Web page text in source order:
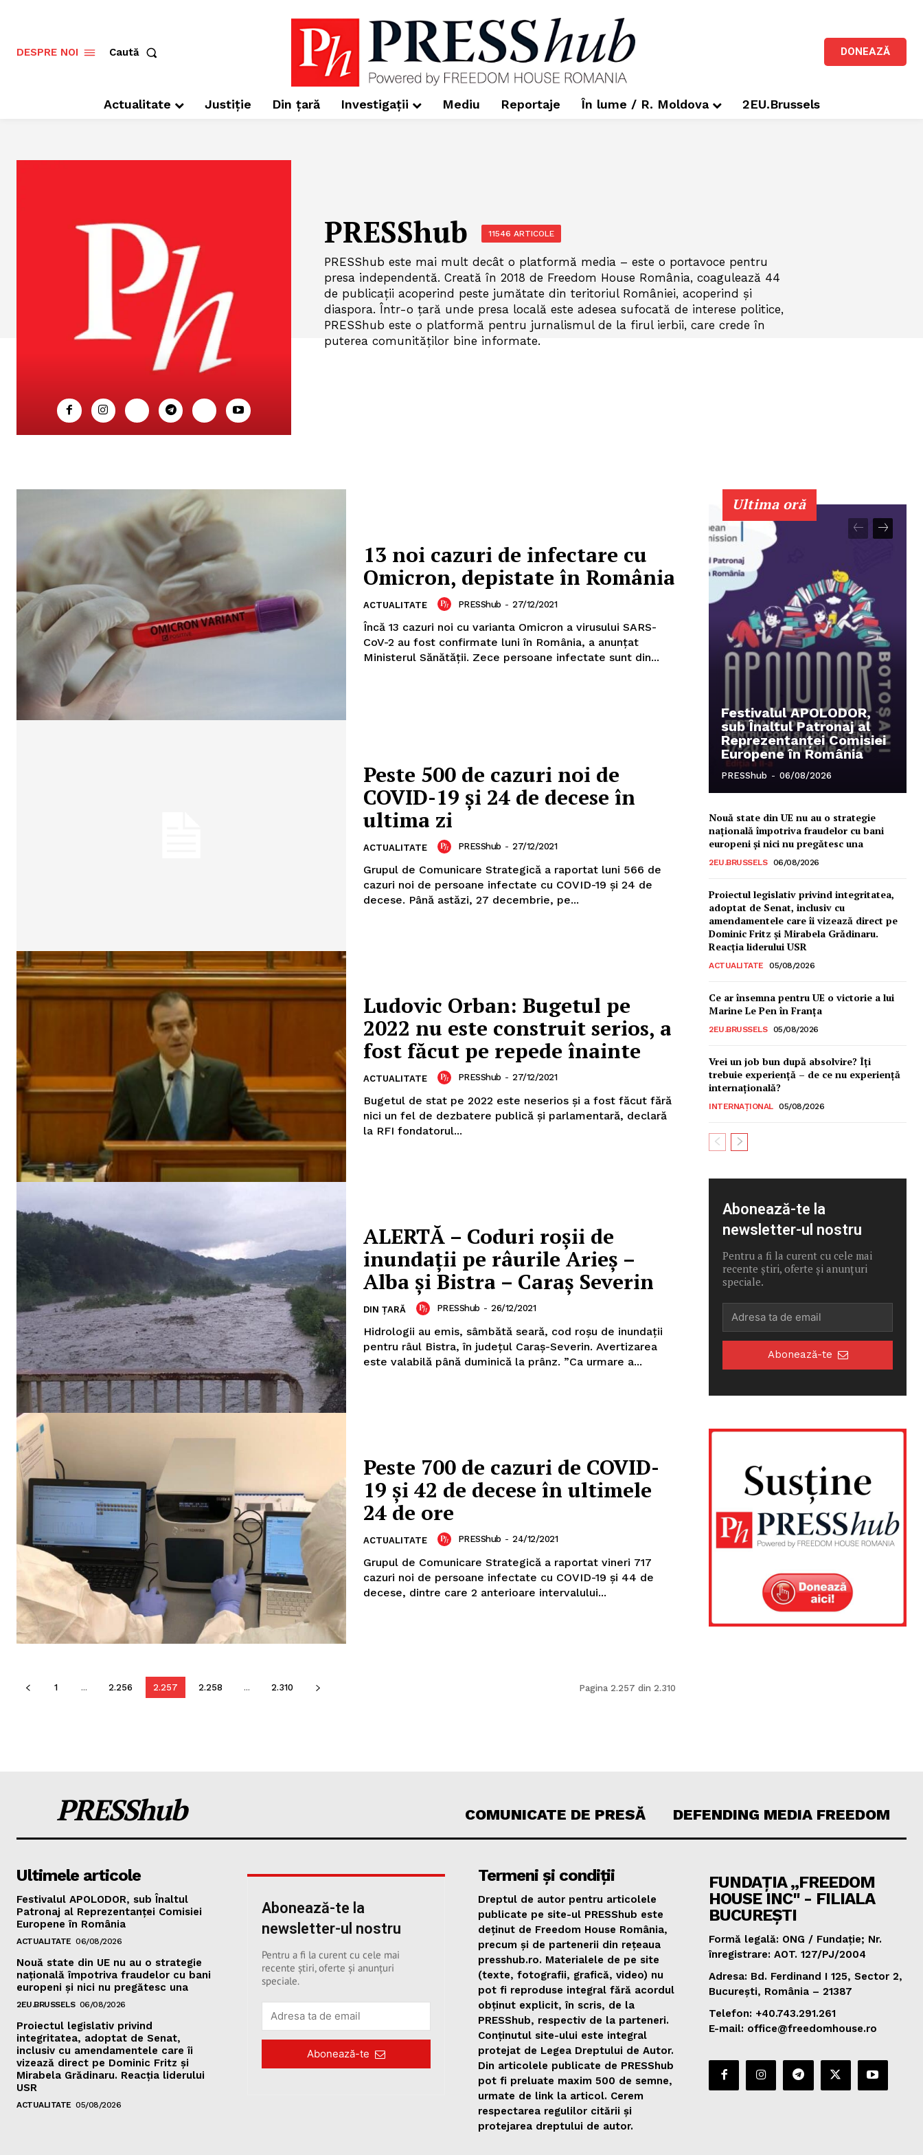
Un proiect
PRESShub
Proiecte editoriale
Rețea
DESPRE NOI Caută DONEAZĂ
Actualitate Justiție Din țară Investigații Mediu Reportaje În lume / R. Moldova 2EU.Brussels
PRESShub 11546 ARTICOLE
PRESShub este mai mult decât o platformă media – este o portavoce pentru
presa independentă. Creată în 2018 de Freedom House România, coagulează 44
de publicații acoperind peste jumătate din teritoriul României, acoperind și
diaspora. Într-o țară unde presa locală este adesea sufocată de interese politice,
PRESShub este o platformă pentru jurnalismul de la firul ierbii, care crede în
puterea comunităților bine informate.
13 noi cazuri de infectare cu
Omicron, depistate în România
ACTUALITATE PRESShub - 27/12/2021
Încă 13 cazuri noi cu varianta Omicron a virusului SARS-
CoV-2 au fost confirmate luni în România, a anunțat
Ministerul Sănătății. Zece persoane infectate sunt din...
Peste 500 de cazuri noi de
COVID-19 și 24 de decese în
ultima zi
ACTUALITATE PRESShub - 27/12/2021
Grupul de Comunicare Strategică a raportat luni 566 de
cazuri noi de persoane infectate cu COVID-19 și 24 de
decese. Până astăzi, 27 decembrie, pe...
Ludovic Orban: Bugetul pe
2022 nu este construit serios, a
fost făcut pe repede înainte
ACTUALITATE PRESShub - 27/12/2021
Bugetul de stat pe 2022 este neserios și a fost făcut fără
nici un fel de dezbatere publică și parlamentară, declară
la RFI fondatorul...
ALERTĂ – Coduri roșii de
inundații pe râurile Arieș –
Alba și Bistra – Caraș Severin
DIN ȚARĂ PRESShub - 26/12/2021
Hidrologii au emis, sâmbătă seară, cod roşu de inundaţii
pentru râul Bistra, în judeţul Caraş-Severin. Avertizarea
este valabilă până duminică la prânz. ”Ca urmare a...
Peste 700 de cazuri de COVID-
19 și 42 de decese în ultimele
24 de ore
ACTUALITATE PRESShub - 24/12/2021
Grupul de Comunicare Strategică a raportat vineri 717
cazuri noi de persoane infectate cu COVID-19 și 44 de
decese, dintre care 2 anterioare intervalului...
1 ... 2.256 2.257 2.258 ... 2.310 Pagina 2.257 din 2.310
Ultima oră
Festivalul APOLODOR,
sub Înaltul Patronaj al
Reprezentanței Comisiei
Europene în România
PRESShub - 06/08/2026
Nouă state din UE nu au o strategie
națională împotriva fraudelor cu bani
europeni și nici nu pregătesc una
2EU.BRUSSELS 06/08/2026
Proiectul legislativ privind integritatea,
adoptat de Senat, inclusiv cu
amendamentele care îi vizează direct pe
Dominic Fritz și Mirabela Grădinaru.
Reacția liderului USR
ACTUALITATE 05/08/2026
Ce ar însemna pentru UE o victorie a lui
Marine Le Pen în Franța
2EU.BRUSSELS 05/08/2026
Vrei un job bun după absolvire? Îți
trebuie experiență – de ce nu experiență
internațională?
INTERNAȚIONAL 05/08/2026
Abonează-te la
newsletter-ul nostru
Pentru a fi la curent cu cele mai
recente știri, oferte și anunțuri
speciale.
Abonează-te
PRESShub COMUNICATE DE PRESĂ DEFENDING MEDIA FREEDOM
Ultimele articole
Festivalul APOLODOR, sub Înaltul
Patronaj al Reprezentanței Comisiei
Europene în România
ACTUALITATE 06/08/2026
Nouă state din UE nu au o strategie
națională împotriva fraudelor cu bani
europeni și nici nu pregătesc una
2EU.BRUSSELS 06/08/2026
Proiectul legislativ privind
integritatea, adoptat de Senat,
inclusiv cu amendamentele care îi
vizează direct pe Dominic Fritz și
Mirabela Grădinaru. Reacția liderului
USR
ACTUALITATE 05/08/2026
Abonează-te la
newsletter-ul nostru
Pentru a fi la curent cu cele mai
recente știri, oferte și anunțuri
speciale.
Abonează-te
Termeni și condiții
Dreptul de autor pentru articolele
publicate pe site-ul PRESShub este
deținut de Freedom House România,
precum și de partenerii din rețeaua
presshub.ro. Materialele de pe site
(texte, fotografii, grafică, video) nu
pot fi reproduse integral fără acordul
obținut explicit, în scris, de la
PRESShub, respectiv de la parteneri.
Conținutul site-ului este integral
protejat de Legea Dreptului de Autor.
Din articolele publicate de PRESShub
pot fi preluate maxim 500 de semne,
urmate de link la articol. Cerem
respectarea regulilor citării și
protejarea dreptului de autor.
FUNDAȚIA „FREEDOM
HOUSE INC" - FILIALA
BUCUREȘTI
Formă legală: ONG / Fundație; Nr.
înregistrare: AOT. 127/PJ/2004
Adresa: Bd. Ferdinand I 125, Sector 2,
București, România – 21387
Telefon: +40.743.291.261
E-mail: office@freedomhouse.ro